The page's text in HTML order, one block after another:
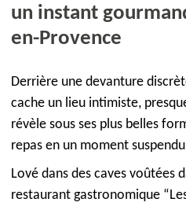
un instant
en-Provence
Derrière une devanture
cache un lieu intimiste,
révèle sous ses plus belles
repas en un moment
Lové dans des caves voûtées
restaurant gastronomique